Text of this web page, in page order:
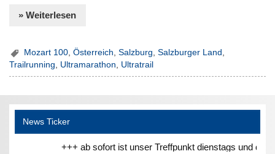
» Weiterlesen
Mozart 100 ,Österreich ,Salzburg ,Salzburger Land
Trailrunning, Ultramarathon, Ultratrail
News Ticker
+++ ab sofort ist unser Treffpunkt dienstags und